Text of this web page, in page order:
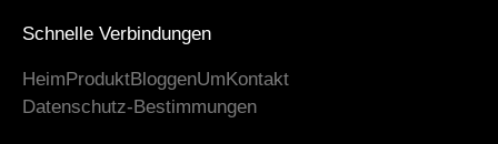
Schnelle Verbindungen
HeimProduktBloggenUmKontakt
Datenschutz-Bestimmungen